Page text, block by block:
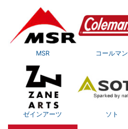
MSR コールマン
ゼインアーツ ソト